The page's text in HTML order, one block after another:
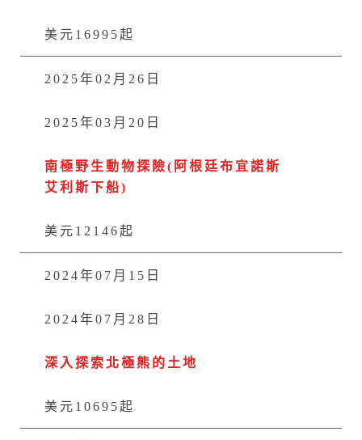
美元16995起
2025年02月26日
2025年03月20日
南極野生動物探險(阿根廷布宜諾斯
艾利斯下船)
美元12146起
2024年07月15日
2024年07月28日
深入探索北極熊的土地
美元10695起